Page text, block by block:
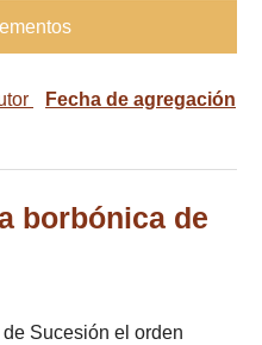
Fecha de agregación
borbónica de
Sucesión el orden